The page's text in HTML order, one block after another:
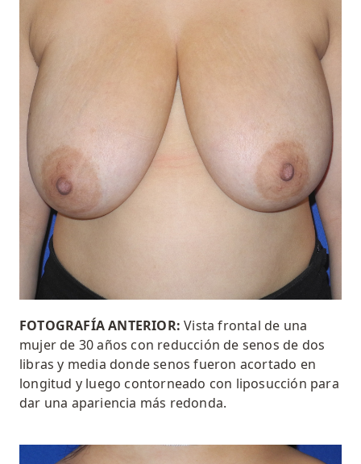
FOTOGRAFÍA ANTERIOR:Vista frontal de una
mujer de 30 años con reducción de senos de dos
libras y media dondesenos fueron acortado en
longitud y luego contorneado con liposucción para
dar una apariencia más redonda.